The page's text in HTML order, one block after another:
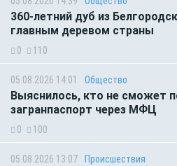
360-летний дуб из
главным деревом страны
0 110
05.08.2026 14:01 Общество
Выяснилось, кто не сможет
загранпаспорт через МФЦ
0 100
05.08.2026 13:07 Происшествия